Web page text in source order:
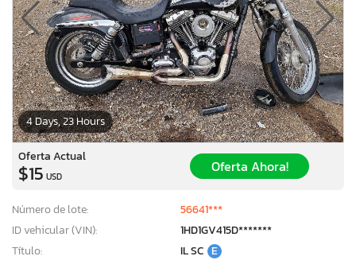
4 Days, 23 Hours
Oferta Actual
$15 USD
Oferta Ahora!
Número de lote:
56641***
ID vehicular (VIN):
1HD1GV415D*******
Título:
IL SC E